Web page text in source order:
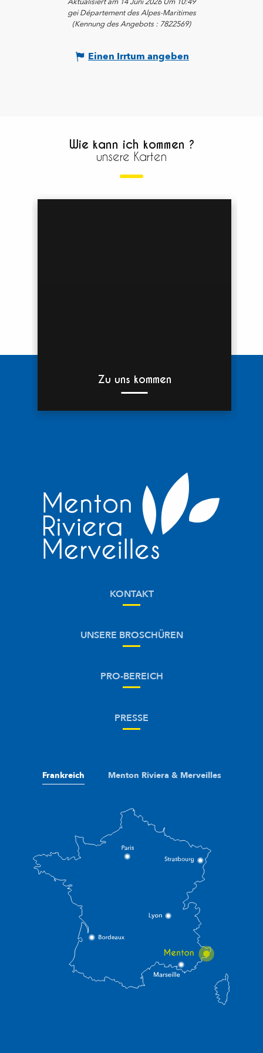
gei Département des Alpes-Maritimes
(Kennung des Angebots : 7822569)
Einen Irrtum angeben
Wie kann ich kommen ?
unsere Karten
Zu uns kommen
KONTAKT
UNSERE BROSCHÜREN
PRO-BEREICH
PRESSE
Frankreich Menton Riviera & Merveilles